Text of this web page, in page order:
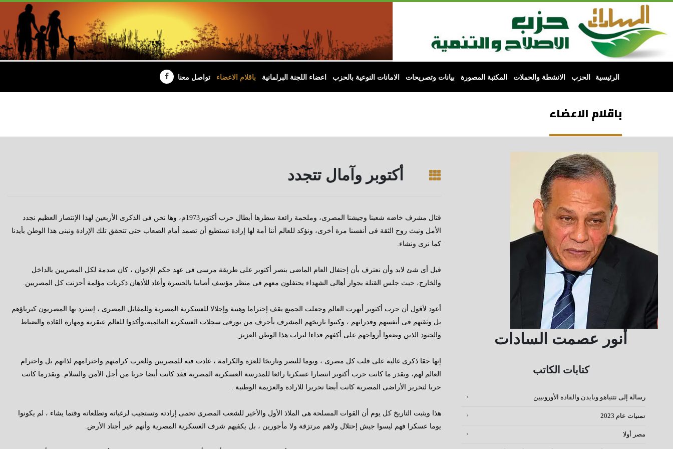
الرئيسية الحزب الانشطة والحملات المكتبة المصورة بيانات وتصريحات الامانات النوعية بالحزب اعضاء اللجنة البرلمانية باقلام الاعضاء تواصل معنا
باقلام الاعضاء
أنور عصمت السادات
كتابات الكاتب
رسالة إلى نتنياهو وبايدن والقادة الأوروبيين
تمنيات عام 2023
مصر أولا
أكتوبر وآمال تتجدد
قتال مشرف خاضه شعبنا وجيشنا المصرى، وملحمة رائعة سطرها أبطال حرب أكتوبر1973م، وها نحن فى الذكرى الأربعين لهذا الإنتصار العظيم نجدد
الأمل ونبث روح الثقة فى أنفسنا مرة أخرى، ونؤكد للعالم أننا أمة لها إرادة تستطيع أن تصمد أمام الصعاب حتى تتحقق تلك الإرادة ونبنى هذا الوطن بأيدنا
كما نرى ونشاء.
قبل أى شئ لابد وأن نعترف بأن إحتفال العام الماضى بنصر أكتوبر على طريقة مرسى فى عهد حكم الإخوان ، كان صدمة لكل المصريين بالداخل
والخارج، حيث جلس القتلة بجوار أهالى الشهداء يحتفلون معهم فى منظر مؤسف أصابنا بالحسرة وأعاد للأذهان ذكريات مؤلمة أحزنت كل المصريين.
أعود لأقول أن حرب أكتوبر أبهرت العالم وجعلت الجميع يقف إحتراما وهيبة وإجلالا للعسكرية المصرية وللمقاتل المصرى ، إسترد بها المصريون كبرياؤهم
بل وثقتهم فى أنفسهم وقدراتهم ، وكتبوا تاريخهم المشرف بأحرف من نورفى سجلات العسكرية العالمية،وأكدوا للعالم عبقرية ومهارة القادة والضباط
والجنود الذين وضعوا أرواحهم على أكفهم فداءا لتراب هذا الوطن العزيز.
إنها حقا ذكرى غالية على قلب كل مصرى ، ويوما للنصر وتاريخا للعزة والكرامة ، عادت فيه للمصريين وللعرب كرامتهم واحترامهم لذاتهم بل واحترام
العالم لهم، وبقدر ما كانت حرب أكتوبر انتصارا عسكريا رائعا للمدرسة العسكرية المصرية فقد كانت أيضا حربا من أجل الأمن والسلام. وبقدرما كانت
حربا لتحرير الأراضى المصرية كانت أيضا تحريرا للارادة والعزيمة الوطنية .
هذا ويثبت التاريخ كل يوم أن القوات المسلحة هى الملاذ الأول والأخير للشعب المصرى تحمى إرادته وتستجيب لرغباته وتطلعاته وقتما يشاء ، لم يكونوا
يوما عسكرا فهم ليسوا جيش إحتلال ولاهم مرتزقة ولا مأجورين ، بل يكفيهم شرف العسكرية المصرية وأنهم خير أجناد الأرض.